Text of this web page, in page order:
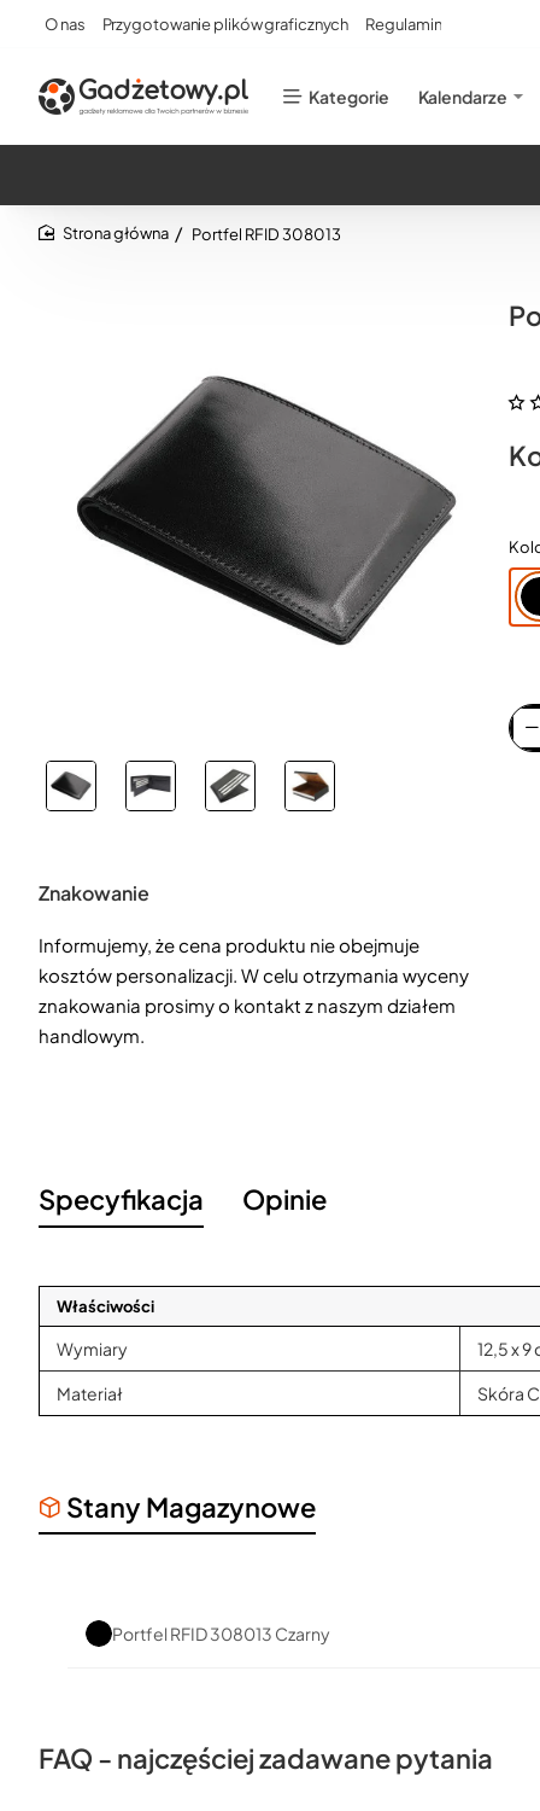
O nas Przygotowanie plików graficznych Regulamin
Kategorie Kalendarze
Portfel RFID 308013
Znakowanie
Informujemy, że cena produktu nie obejmuje
kosztów personalizacji. W celu otrzymania wyceny
znakowania prosimy o kontakt z naszym działem
handlowym.
Specyfikacja Opinie
Właściwości
Wymiary 12,5 x 9
Materiał Skóra
Stany Magazynowe
Portfel RFID 308013 Czarny
FAQ - najczęściej zadawane pytania